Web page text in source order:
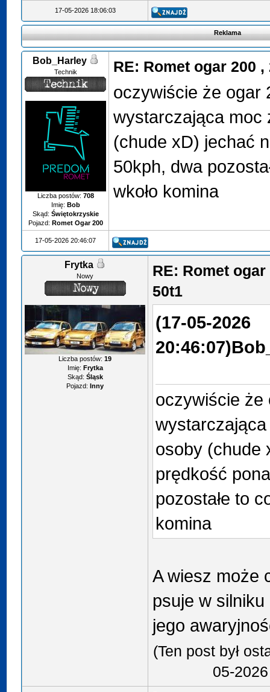
17-05-2026 18:06:03
Reklama
Bob_Harley
Technik
Liczba postów: 708
Imię: Bob
Skąd: Świętokrzyskie
Pojazd: Romet Ogar 200
RE: Romet ogar 200 ,
oczywiście że ogar
wystarczająca moc
(chude xD) jechać
50kph, dwa
wkoło komina
17-05-2026 20:46:07
Frytka
Nowy
Liczba postów:19
Imię: Frytka
Skąd: Śląsk
Pojazd: Inny
RE: Romet
50t1
(17-05-2026
20:46:07)
oczywiście że
osoby (chude
prędkość
pozostałe to
komina
A wiesz może
psuje w
jego
(Ten post był
05-